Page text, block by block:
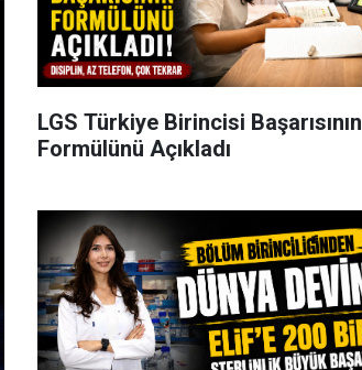
LGS Türkiye Birincisi Başarısının
Formülünü Açıkladı